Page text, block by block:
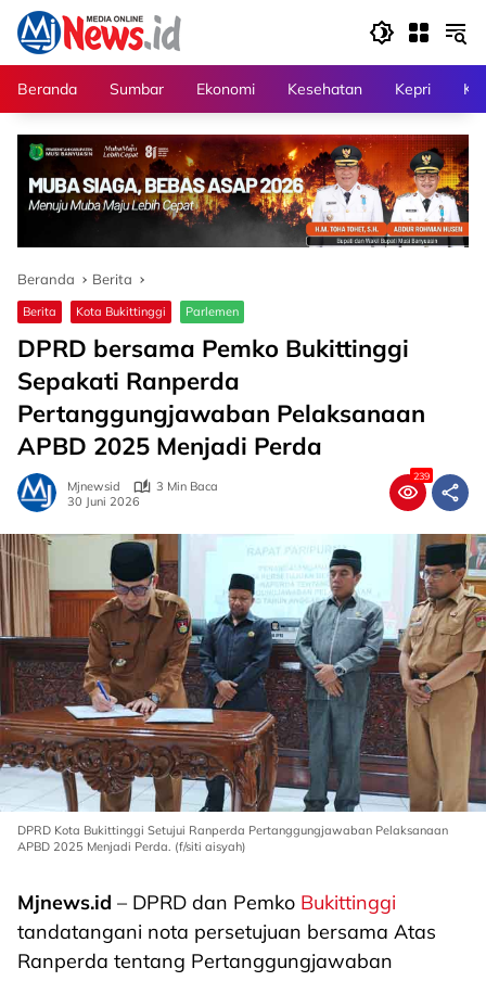
Langsung
konten
Beranda
Sumbar Ekonomi Kesehatan Kepri
Beranda Berita
Berita Kota Bukittinggi Parlemen
DPRD bersama Pemko Bukittinggi
Sepakati Ranperda
Pertanggungjawaban Pelaksanaan
APBD 2025 Menjadi Perda
Mjnewsid
3 Min Baca
30 Juni 2026
239
DPRD Kota Bukittinggi Setujui Ranperda Pertanggungjawaban Pelaksanaan
APBD 2025 Menjadi Perda. (f/siti aisyah)
Mjnews.id – DPRD dan Pemko Bukittinggi
tandatangani nota persetujuan bersama Atas
Ranperda tentang Pertanggungjawaban